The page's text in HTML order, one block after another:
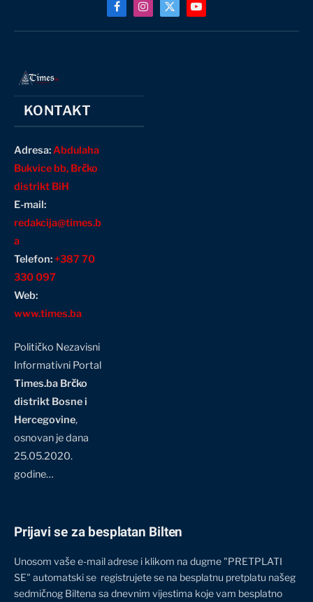
FacebookInstagram
X
YouTube
KONTAKT
Adresa:Abdulaha
Bukvice bb, Brčko
distrikt BiH
E-mail:
redakcija@times.b
a
Telefon:+387 70
330 097
Web:
www.times.ba
Političko Nezavisni
Informativni Portal
Times.ba Brčko
distrikt Bosne i
Hercegovine,
osnovan je dana
25.05.2020.
godine…
Prijavi se za besplatan Bilten
Unosom vaše e-mail adrese i klikom na dugme "PRETPLATI
SE" automatski se registrujete se na besplatnu pretplatu našeg
sedmičnog Biltena sa dnevnim vijestima koje vam besplatno